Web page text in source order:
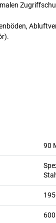
90
600